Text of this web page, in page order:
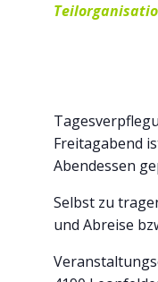
Freitagabend
Abendessen
Selbst zu
und Abreise